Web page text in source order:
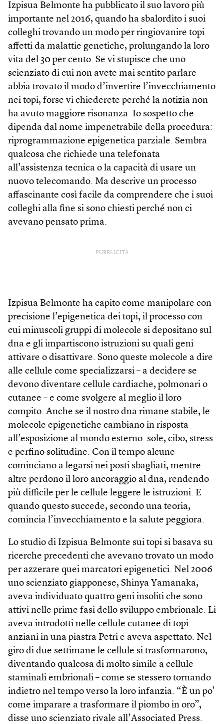
Izpisua Belmonte ha pubblicato il suo lavoro più
importante nel 2016, quando ha sbalordito i suoi
colleghi trovando un modo per ringiovanire topi
affetti da malattie genetiche, prolungando la loro
vita del 30 per cento. Se vi stupisce che uno
scienziato di cui non avete mai sentito parlare
abbia trovato il modo d’invertire l’invecchiamento
nei topi, forse vi chiederete perché la notizia non
ha avuto maggiore risonanza. Io sospetto che
dipenda dal nome impenetrabile della procedura:
riprogrammazione epigenetica parziale. Sembra
qualcosa che richiede una telefonata
all’assistenza tecnica o la capacità di usare un
nuovo telecomando. Ma descrive un processo
affascinante così facile da comprendere che i suoi
colleghi alla fine si sono chiesti perché non ci
avevano pensato prima.
PUBBLICITÀ
Izpisua Belmonte ha capito come manipolare con
precisione l’epigenetica dei topi, il processo con
cui minuscoli gruppi di molecole si depositano sul
dna e gli impartiscono istruzioni su quali geni
attivare o disattivare. Sono queste molecole a dire
alle cellule come specializzarsi – a decidere se
devono diventare cellule cardiache, polmonari o
cutanee – e come svolgere al meglio il loro
compito. Anche se il nostro dna rimane stabile, le
molecole epigenetiche cambiano in risposta
all’esposizione al mondo esterno: sole, cibo, stress
e perfino solitudine. Con il tempo alcune
cominciano a legarsi nei posti sbagliati, mentre
altre perdono il loro ancoraggio al dna, rendendo
più difficile per le cellule leggere le istruzioni. E
quando questo succede, secondo una teoria,
comincia l’invecchiamento e la salute peggiora.
Lo studio di Izpisua Belmonte sui topi si basava su
ricerche precedenti che avevano trovato un modo
per azzerare quei marcatori epigenetici. Nel 2006
uno scienziato giapponese, Shinya Yamanaka,
aveva individuato quattro geni insoliti che sono
attivi nelle prime fasi dello sviluppo embrionale. Li
aveva introdotti nelle cellule cutanee di topi
anziani in una piastra Petri e aveva aspettato. Nel
giro di due settimane le cellule si trasformarono,
diventando qualcosa di molto simile a cellule
staminali embrionali – come se stessero tornando
indietro nel tempo verso la loro infanzia. “È un po’
come imparare a trasformare il piombo in oro”,
disse uno scienziato rivale all’Associated Press.